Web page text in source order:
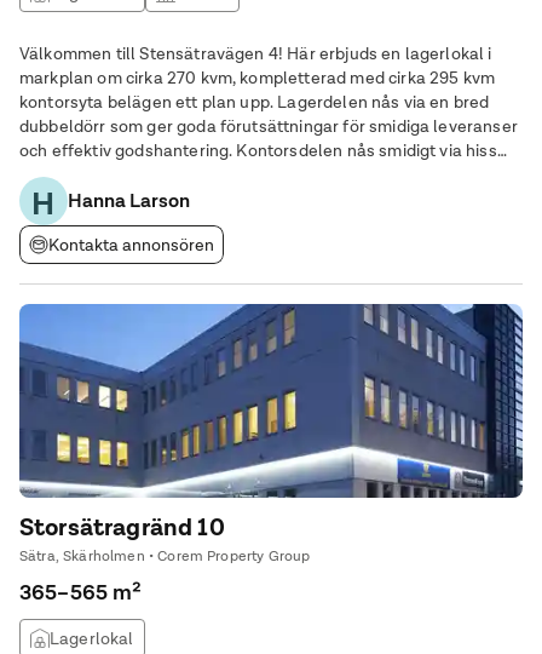
Välkommen till Stensätravägen 4! Här erbjuds en lagerlokal i
markplan om cirka 270 kvm, kompletterad med cirka 295 kvm
kontorsyta belägen ett plan upp. Lagerdelen nås via en bred
dubbeldörr som ger goda förutsättningar för smidiga leveranser
och effektiv godshantering. Kontorsdelen nås smidigt via hiss
och erbjuder flera kontorsrum och personalutrymmen samt
dusch, handikappanpassad WC och
H Hanna Larson
Kontakta annonsören
Storsätragränd 10
Sätra, Skärholmen • Corem Property Group
365–565 m²
Lagerlokal